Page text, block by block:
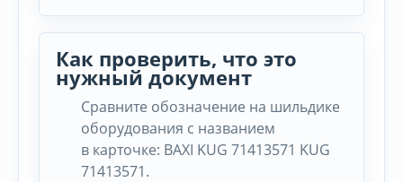
Как проверить, что это
нужный документ
Сравните обозначение на шильдике
оборудования с названием
в карточке: BAXI KUG 71413571 KUG
71413571.